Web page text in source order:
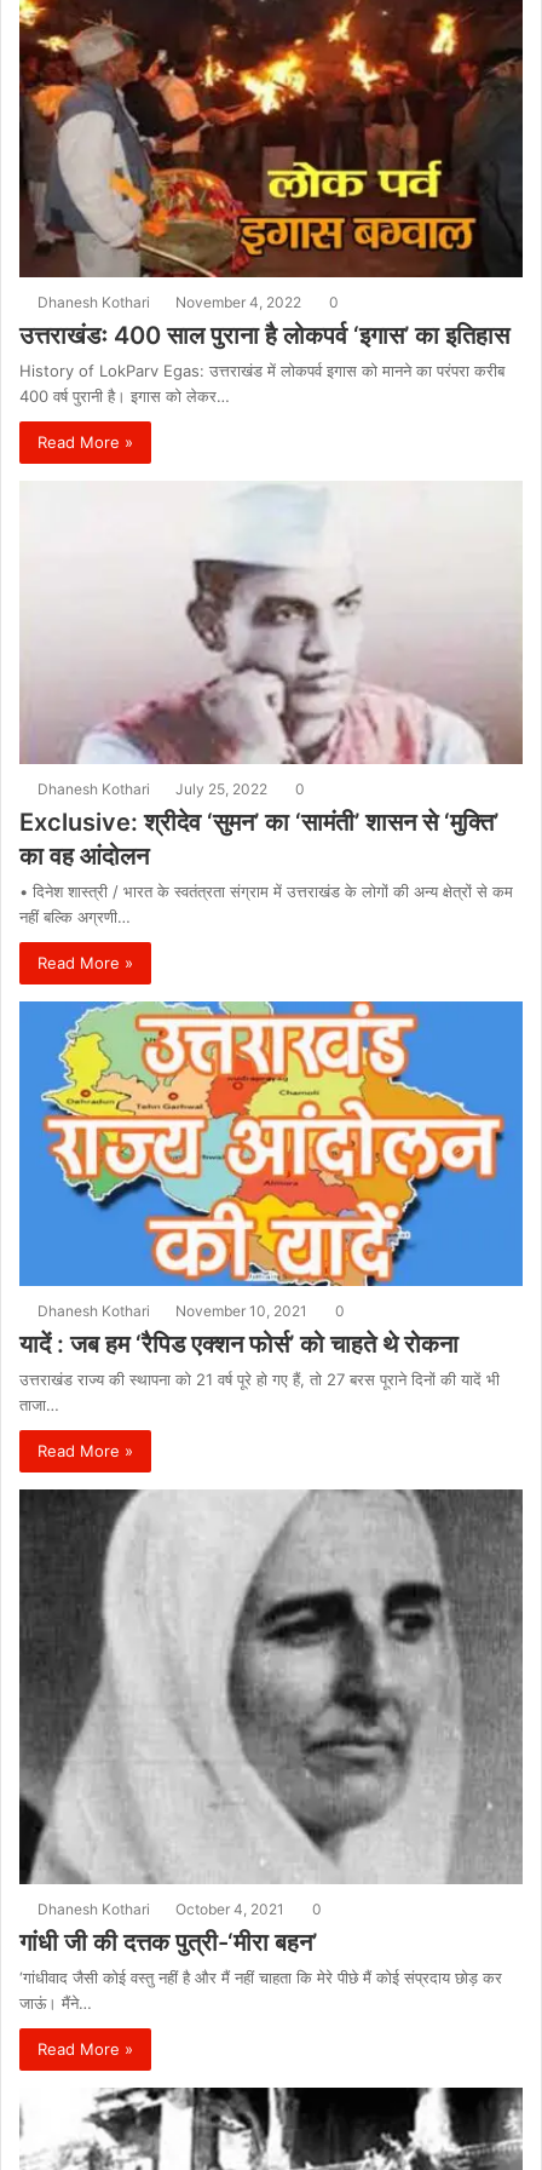
Dhanesh Kothari November 4, 2022 0
उत्तराखंडः 400 साल पुराना है लोकपर्व ‘इगास’ का इतिहास
History of LokParv Egas: उत्तराखंड में लोकपर्व इगास को मानने का परंपरा करीब
400 वर्ष पुरानी है। इगास को लेकर…
Read More »
Dhanesh Kothari July 25, 2022 0
Exclusive: श्रीदेव ‘सुमन’ का ‘सामंती’ शासन से ‘मुक्ति’
का वह आंदोलन
• दिनेश शास्त्री / भारत के स्वतंत्रता संग्राम में उत्तराखंड के लोगों की अन्य क्षेत्रों से कम
नहीं बल्कि अग्रणी…
Read More »
Dhanesh Kothari November 10, 2021 0
यादें : जब हम ‘रैपिड एक्शन फोर्स’ को चाहते थे रोकना
उत्तराखंड राज्य की स्थापना को 21 वर्ष पूरे हो गए हैं, तो 27 बरस पूराने दिनों की यादें भी
ताजा…
Read More »
Dhanesh Kothari October 4, 2021 0
गांधी जी की दत्तक पुत्री-‘मीरा बहन’
‘गांधीवाद जैसी कोई वस्तु नहीं है और मैं नहीं चाहता कि मेरे पीछे मैं कोई संप्रदाय छोड़ कर
जाऊं। मैंने…
Read More »